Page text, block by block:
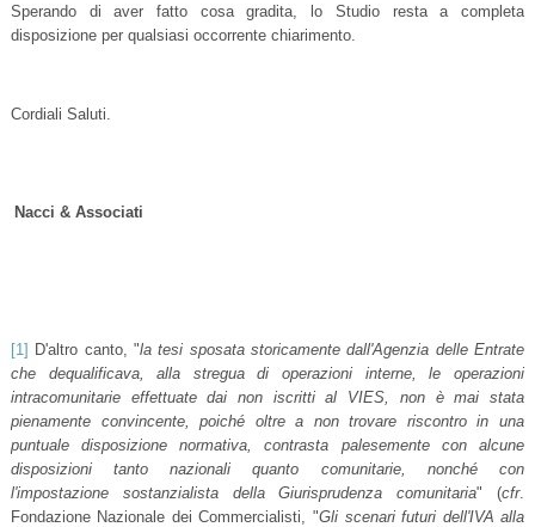
Sperando di aver fatto cosa gradita, lo Studio resta a completa
disposizione per qualsiasi occorrente chiarimento.
Cordiali Saluti.
Nacci & Associati
[1] D'altro canto, "la tesi sposata storicamente dall'Agenzia delle Entrate
che dequalificava, alla stregua di operazioni interne, le operazioni
intracomunitarie effettuate dai non iscritti al VIES, non è mai stata
pienamente convincente, poiché oltre a non trovare riscontro in una
puntuale disposizione normativa, contrasta palesemente con alcune
disposizioni tanto nazionali quanto comunitarie, nonché con
l'impostazione sostanzialista della Giurisprudenza comunitaria" (cfr.
Fondazione Nazionale dei Commercialisti, "Gli scenari futuri dell'IVA alla